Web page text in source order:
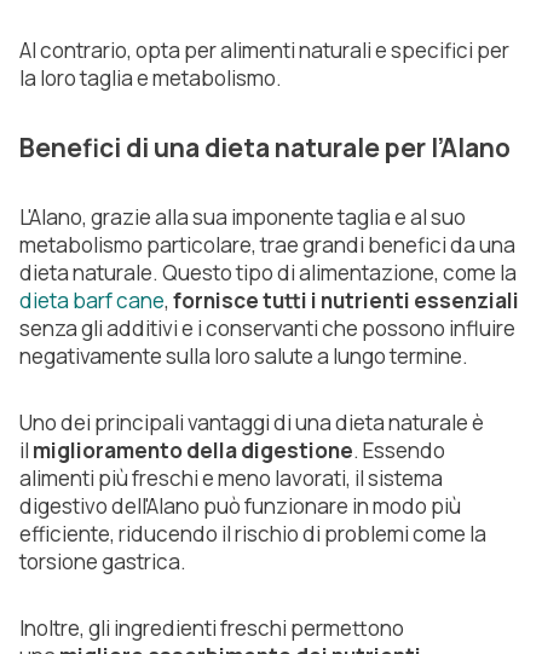
Al contrario, opta per alimenti naturali e specifici per
la loro taglia e metabolismo.
Benefici di una dieta naturale per l’Alano
L'Alano, grazie alla sua imponente taglia e al suo
metabolismo particolare, trae grandi benefici da una
dieta naturale. Questo tipo di alimentazione, come la
dieta barf cane, fornisce tutti i nutrienti essenziali
senza gli additivi e i conservanti che possono influire
negativamente sulla loro salute a lungo termine.
Uno dei principali vantaggi di una dieta naturale è
il miglioramento della digestione. Essendo
alimenti più freschi e meno lavorati, il sistema
digestivo dell'Alano può funzionare in modo più
efficiente, riducendo il rischio di problemi come la
torsione gastrica.
Inoltre, gli ingredienti freschi permettono